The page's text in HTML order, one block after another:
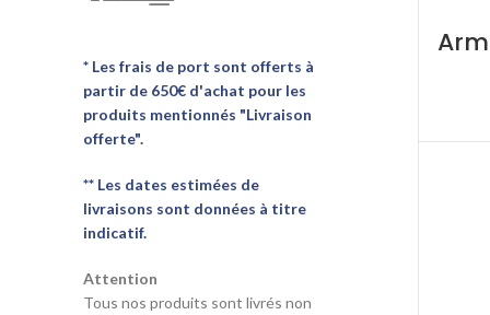
* Les frais de port sont offerts à
partir de 650€ d'achat pour les
produits mentionnés "Livraison
offerte".
** Les dates estimées de
livraisons sont données à titre
indicatif.
Attention
Tous nos produits sont livrés non